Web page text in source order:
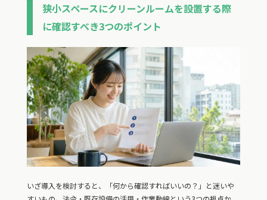
狭小スペースにクリーンルームを設置する際
に確認すべき3つのポイント
いざ導入を検討すると、「何から確認すればいいの？」と迷いや